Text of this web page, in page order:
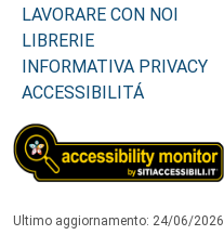
LAVORARE CON NOI
LIBRERIE
INFORMATIVA PRIVACY
ACCESSIBILITÁ
Ultimo aggiornamento: 24/06/2026